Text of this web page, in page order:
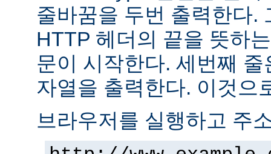
줄바꿈을 두번 출력한다.
HTTP 헤더의 끝을 뜻하
문이 시작한다. 세번째
자열을 출력한다. 이것으
브라우저를 실행하고 주